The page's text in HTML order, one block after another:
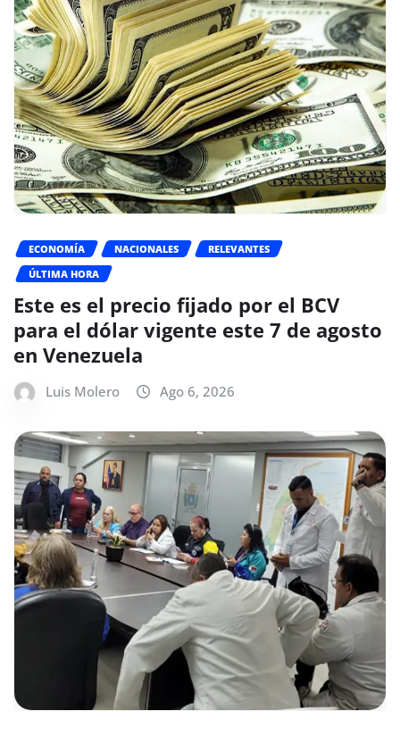
ECONOMÍA NACIONALES
RELEVANTES
ÚLTIMA HORA
Este es el precio fijado por el BCV
para el dólar vigente este 7 de agosto
en Venezuela
Luis Molero Ago 6, 2026